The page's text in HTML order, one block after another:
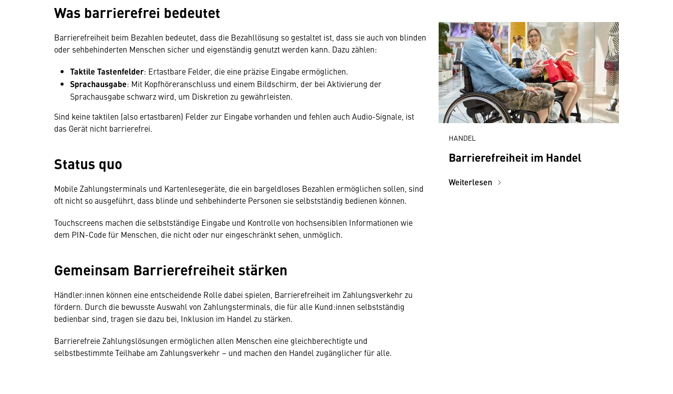
Was barrierefrei bedeutet
Barrierefreiheit beim Bezahlen bedeutet, dass die Bezahllösung so gestaltet ist, dass sie auch von blinden
oder sehbehinderten Menschen sicher und eigenständig genutzt werden kann. Dazu zählen:
Taktile Tastenfelder: Ertastbare Felder, die eine präzise Eingabe ermöglichen.
Sprachausgabe: Mit Kopfhöreranschluss und einem Bildschirm, der bei Aktivierung der
Sprachausgabe schwarz wird, um Diskretion zu gewährleisten.
Sind keine taktilen (also ertastbaren) Felder zur Eingabe vorhanden und fehlen auch Audio-Signale, ist
das Gerät nicht barrierefrei.
Status quo
Mobile Zahlungsterminals und Kartenlesegeräte, die ein bargeldloses Bezahlen ermöglichen sollen, sind
oft nicht so ausgeführt, dass blinde und sehbehinderte Personen sie selbstständig bedienen können.
Touchscreens machen die selbstständige Eingabe und Kontrolle von hochsensiblen Informationen wie
dem PIN-Code für Menschen, die nicht oder nur eingeschränkt sehen, unmöglich.
Gemeinsam Barrierefreiheit stärken
Händler:innen können eine entscheidende Rolle dabei spielen, Barrierefreiheit im Zahlungsverkehr zu
fördern. Durch die bewusste Auswahl von Zahlungsterminals, die für alle Kund:innen selbstständig
bedienbar sind, tragen sie dazu bei, Inklusion im Handel zu stärken.
Barrierefreie Zahlungslösungen ermöglichen allen Menschen eine gleichberechtigte und
selbstbestimmte Teilhabe am Zahlungsverkehr – und machen den Handel zugänglicher für alle.
HANDEL
Barrierefreiheit im Handel
Weiterlesen